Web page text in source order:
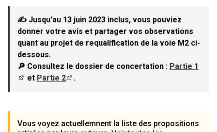
✍ Jusqu'au 13 juin 2023 inclus, vous pouviez
donner votre avis et partager vos observations
quant au projet de requalification de la voie M2 ci-
dessous.
🔎 Consultez le dossier de concertation : Partie 1
et Partie 2
.
Vous voyez actuellemnent la liste des propositions